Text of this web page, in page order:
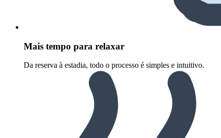
Mais tempo para relaxar
Da reserva à estadia, todo o processo é simples e intuitivo.